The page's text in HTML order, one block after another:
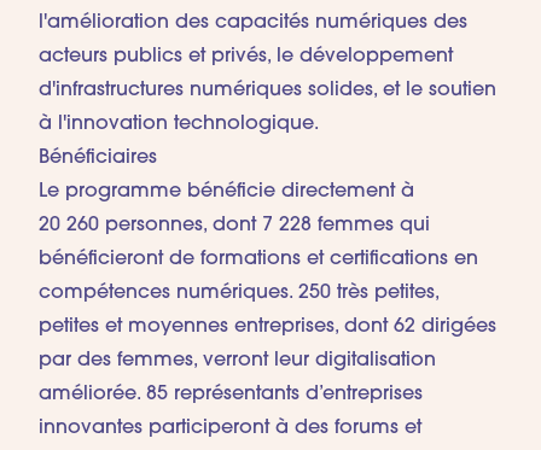
l'amélioration des capacités numériques des
acteurs publics et privés, le développement
d'infrastructures numériques solides, et le soutien
à l'innovation technologique.
Bénéficiaires
Le programme bénéficie directement à
20 260 personnes, dont 7 228 femmes qui
bénéficieront de formations et certifications en
compétences numériques. 250 très petites,
petites et moyennes entreprises, dont 62 dirigées
par des femmes, verront leur digitalisation
améliorée. 85 représentants d’entreprises
innovantes participeront à des forums et